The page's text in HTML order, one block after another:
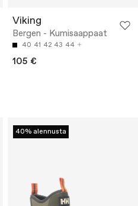
Viking
Bergen - Kumisaappaat
40 41 42 43 44
105 €
40% alennusta